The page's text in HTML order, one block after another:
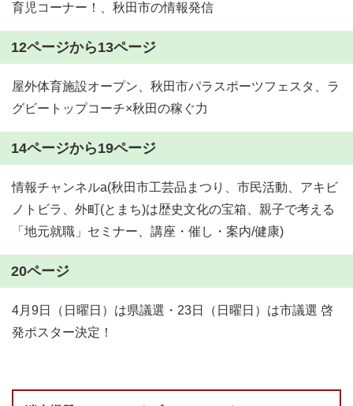
育児コーナー！、秋田市の情報発信
12ページから13ページ
屋外体育施設オープン、秋田市パラスポーツフェスタ、ラ
グビートップコーチ×秋田の稼ぐ力
14ページから19ページ
情報チャンネルa(秋田市工芸品まつり、市民活動、アキビ
ノトビラ、外町(とまち)は歴史文化の宝箱、親子で考える
「地元就職」セミナー、講座・催し・案内/健康)
20ページ
4月9日（日曜日）は県議選・23日（日曜日）は市議選 啓
発ポスター決定！